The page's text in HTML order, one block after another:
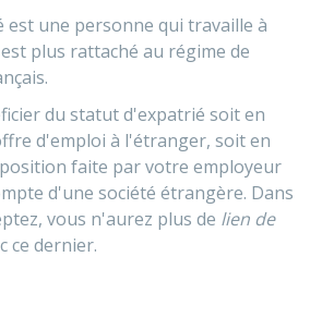
est une personne qui travaille à
plus rattaché au régime de
du statut d'expatrié soit en
d'emploi à l'étranger, soit en
faite par votre employeur
d'une société étrangère. Dans
vous n'aurez plus de lien de
ce dernier.